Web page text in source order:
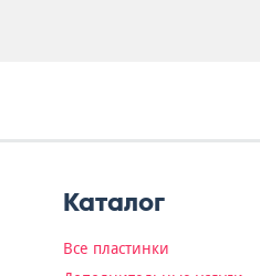
Каталог
Все пластинки